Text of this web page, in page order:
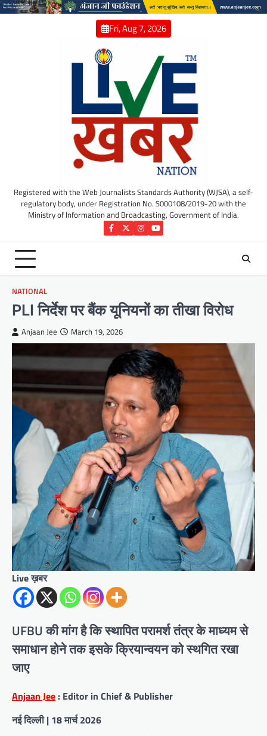
Skip
Fri, Aug 7, 2026
Registered with the Web Journalists Standards Authority (WJSA), a self-
regulatory body, under Registration No. S000108/2019-20 with the
Ministry of Information and Broadcasting, Government of India.
Facebook
TwitterInstagram
YouTube
NATIONAL
PLI निर्देश पर बैंक यूनियनों का तीखा विरोध
Anjaan Jee March 19, 2026
Live ख़बर
UFBU की मांग है कि स्थापित परामर्श तंत्र के माध्यम से
समाधान होने तक इसके क्रियान्वयन को स्थगित रखा
जाए
Anjaan Jee : Editor in Chief & Publisher
नई दिल्ली | 18 मार्च 2026